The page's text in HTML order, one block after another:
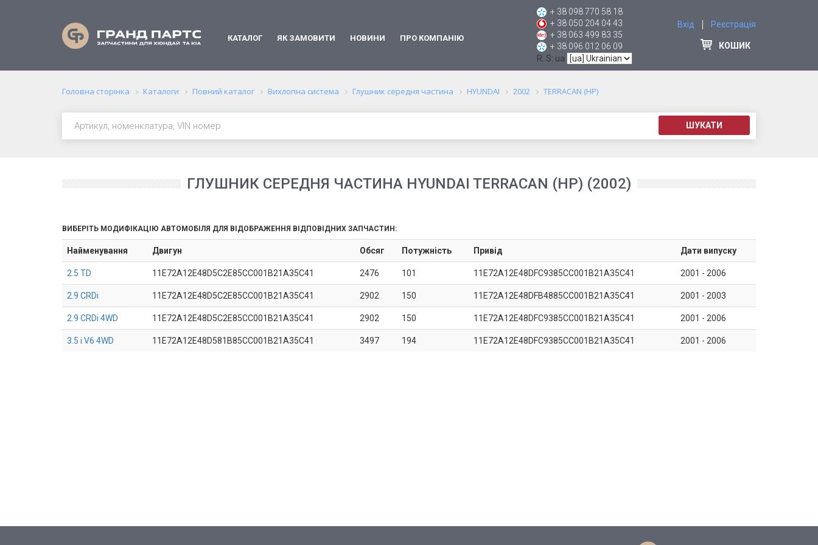
КАТАЛОГ ЯК ЗАМОВИТИ НОВИНИ ПРО КОМПАНІЮ
+ 38 098 770 58 18
+ 38 050 204 04 43
+ 38 063 499 83 35
+ 38 096 012 06 09
R: S: ua
Вхід Реєстрація
КОШИК
Головна сторінка Каталоги Повний каталог Вихлопна система Глушник середня частина HYUNDAI 2002 TERRACAN (HP)
ШУКАТИ
ГЛУШНИК СЕРЕДНЯ ЧАСТИНА HYUNDAI TERRACAN (HP) (2002)
ВИБЕРІТЬ МОДИФІКАЦІЮ АВТОМОБІЛЯ ДЛЯ ВІДОБРАЖЕННЯ ВІДПОВІДНИХ ЗАПЧАСТИН:
Найменування Двигун Обсяг Потужність Привід Дати випуску
2.5 TD 11E72A12E48D5C2E85CC001B21A35C41 2476 101 11E72A12E48DFC9385CC001B21A35C41 2001 - 2006
2.9 CRDi 11E72A12E48D5C2E85CC001B21A35C41 2902 150 11E72A12E48DFB4885CC001B21A35C41 2001 - 2003
2.9 CRDi 4WD 11E72A12E48D5C2E85CC001B21A35C41 2902 150 11E72A12E48DFC9385CC001B21A35C41 2001 - 2006
3.5 i V6 4WD 11E72A12E48D581B85CC001B21A35C41 3497 194 11E72A12E48DFC9385CC001B21A35C41 2001 - 2006